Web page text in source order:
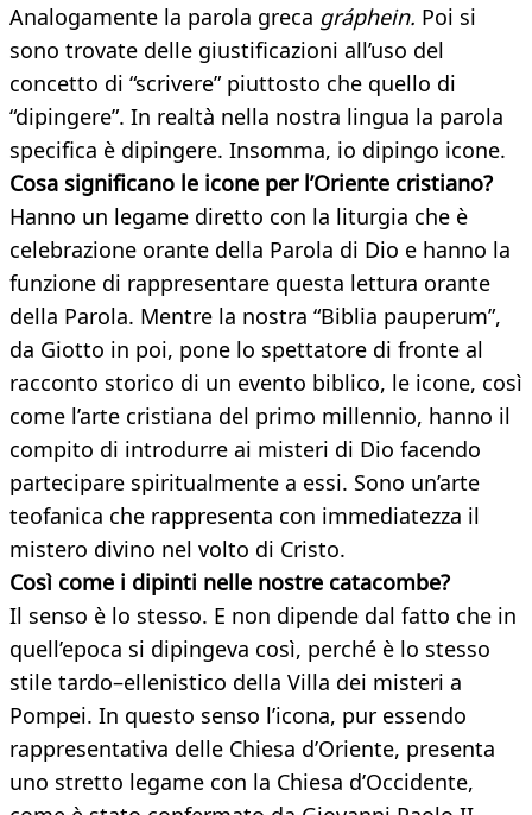
Analogamente la parola greca gráphein. Poi si
sono trovate delle giustificazioni all’uso del
concetto di “scrivere” piuttosto che quello di
“dipingere”. In realtà nella nostra lingua la parola
specifica è dipingere. Insomma, io dipingo icone.
Cosa significano le icone per l’Oriente cristiano?
Hanno un legame diretto con la liturgia che è
celebrazione orante della Parola di Dio e hanno la
funzione di rappresentare questa lettura orante
della Parola. Mentre la nostra “Biblia pauperum”,
da Giotto in poi, pone lo spettatore di fronte al
racconto storico di un evento biblico, le icone, così
come l’arte cristiana del primo millennio, hanno il
compito di introdurre ai misteri di Dio facendo
partecipare spiritualmente a essi. Sono un’arte
teofanica che rappresenta con immediatezza il
mistero divino nel volto di Cristo.
Così come i dipinti nelle nostre catacombe?
Il senso è lo stesso. E non dipende dal fatto che in
quell’epoca si dipingeva così, perché è lo stesso
stile tardo–ellenistico della Villa dei misteri a
Pompei. In questo senso l’icona, pur essendo
rappresentativa delle Chiesa d’Oriente, presenta
uno stretto legame con la Chiesa d’Occidente,